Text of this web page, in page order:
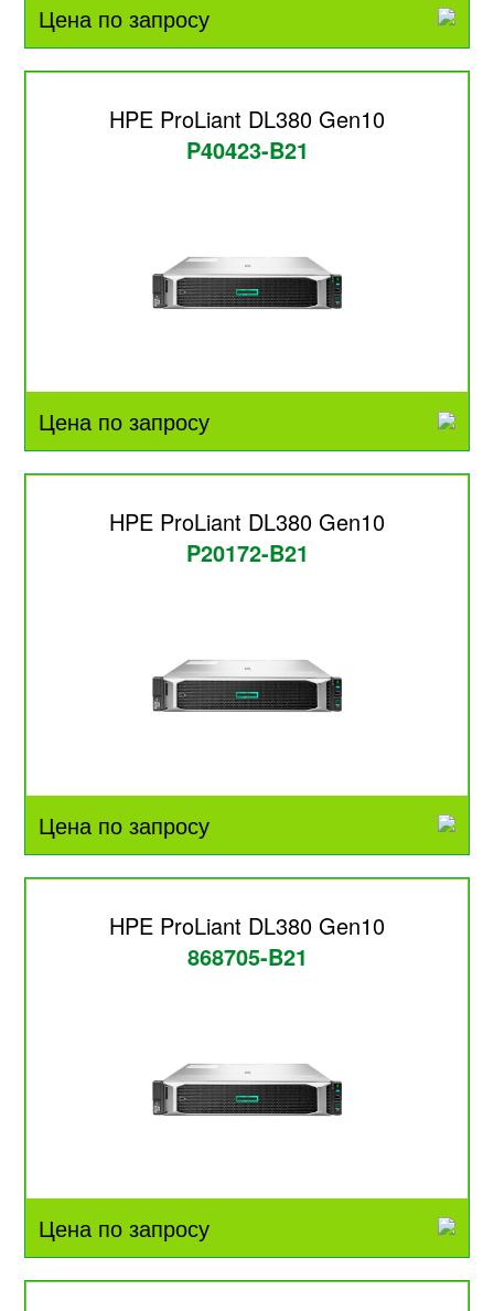
Цена по запросу
HPE ProLiant DL380 Gen10
P40423-B21
Цена по запросу
HPE ProLiant DL380 Gen10
P20172-B21
Цена по запросу
HPE ProLiant DL380 Gen10
868705-B21
Цена по запросу